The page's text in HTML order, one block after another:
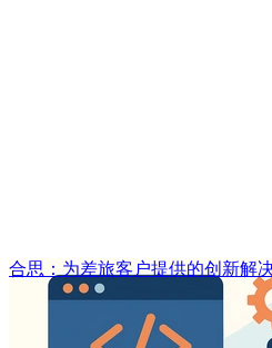
合思：为差旅客户提供的创新解